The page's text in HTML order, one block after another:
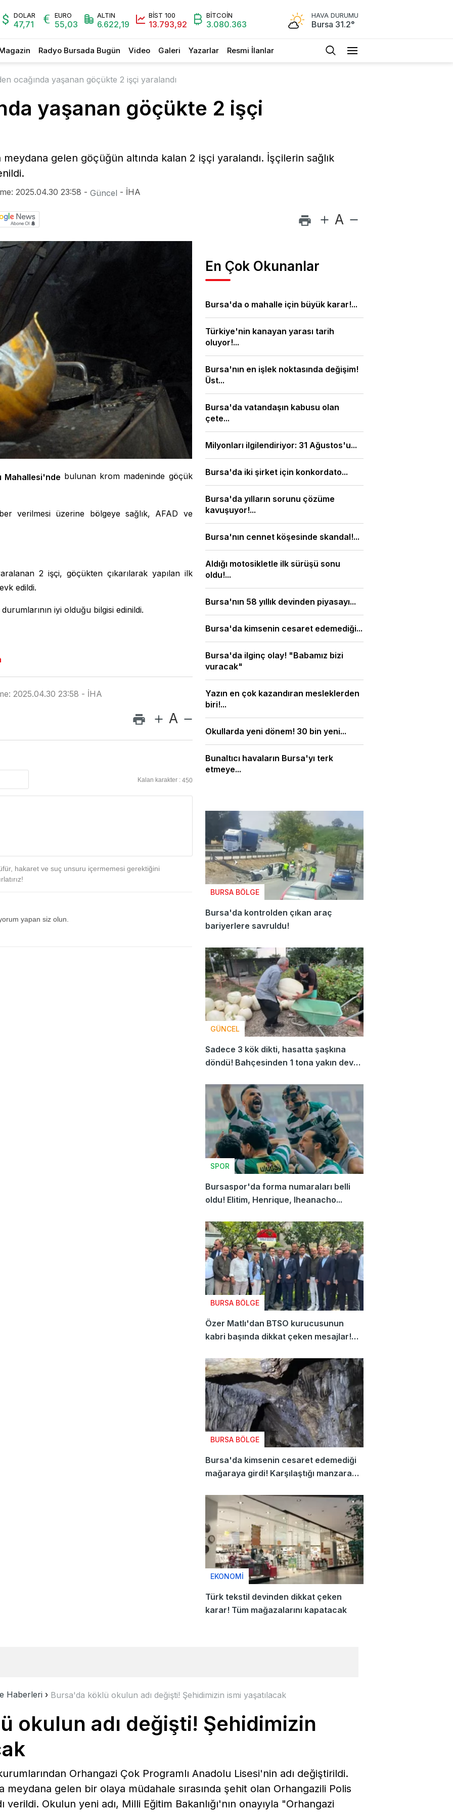
DOLAR
47,71
EURO
55,03
ALTIN
6.622,19
BİST 100
13.793,92
BİTCOİN
3.080.363
HAVA DURUMU
Bursa 31.2°
Radyo Bursada Bugün Video Galeri Yazarlar Resmi İlanlar
ocağında yaşanan göçükte 2 işçi yaralandı
yaşanan göçükte 2 işçi
gelen göçüğün altında kalan 2 işçi yaralandı. İşçilerin sağlık
2025.04.30 23:58 - Güncel - İHA
A
Mahallesi'nde bulunan krom madeninde göçük
verilmesi üzerine bölgeye sağlık, AFAD ve
2 işçi, göçükten çıkarılarak yapılan ilk
edildi.
iyi olduğu bilgisi edinildi.
2025.04.30 23:58 - İHA
A
Kalan karakter : 450
hakaret ve suç unsuru içermemesi gerektiğini
yapan siz olun.
En Çok Okunanlar
Bursa'da o mahalle için büyük karar!...
Türkiye'nin kanayan yarası tarih
oluyor!...
Bursa'nın en işlek noktasında değişim!
Üst...
Bursa'da vatandaşın kabusu olan
çete...
Milyonları ilgilendiriyor: 31 Ağustos'u...
Bursa'da iki şirket için konkordato...
Bursa'da yılların sorunu çözüme
kavuşuyor!...
Bursa'nın cennet köşesinde skandal!...
Aldığı motosikletle ilk sürüşü sonu
oldu!...
Bursa'nın 58 yıllık devinden piyasayı...
Bursa'da kimsenin cesaret edemediği...
Bursa'da ilginç olay! "Babamız bizi
vuracak"
Yazın en çok kazandıran mesleklerden
biri!...
Okullarda yeni dönem! 30 bin yeni...
Bunaltıcı havaların Bursa'yı terk
etmeye...
BURSA BÖLGE
Bursa'da kontrolden çıkan araç
bariyerlere savruldu!
GÜNCEL
Sadece 3 kök dikti, hasatta şaşkına
döndü! Bahçesinden 1 tona yakın dev
SPOR
Bursaspor'da forma numaraları belli
oldu! Elitim, Henrique, Iheanacho...
BURSA BÖLGE
Özer Matlı'dan BTSO kurucusunun
kabri başında dikkat çeken mesajlar!
BURSA BÖLGE
Bursa'da kimsenin cesaret edemediği
mağaraya girdi! Karşılaştığı manzara
EKONOMİ
Türk tekstil devinden dikkat çeken
karar! Tüm mağazalarını kapatacak
Haberleri › Bursa'da köklü okulun adı değişti! Şehidimizin ismi yaşatılacak
okulun adı değişti! Şehidimizin
Orhangazi Çok Programlı Anadolu Lisesi'nin adı değiştirildi.
meydana gelen bir olaya müdahale sırasında şehit olan Orhangazili Polis
verildi. Okulun yeni adı, Milli Eğitim Bakanlığı'nın onayıyla "Orhangazi